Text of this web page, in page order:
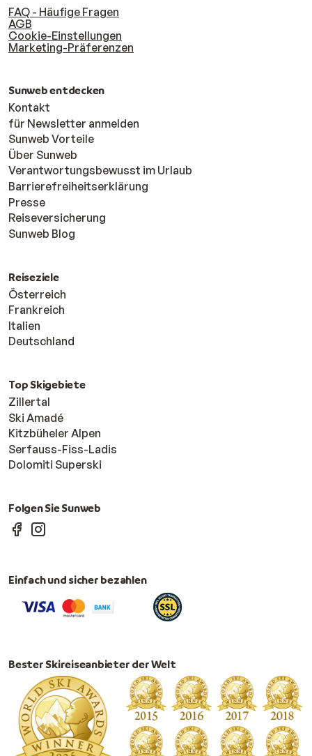
FAQ - Häufige Fragen
AGB
Cookie-Einstellungen
Marketing-Präferenzen
Sunweb entdecken
Kontakt
für Newsletter anmelden
Sunweb Vorteile
Über Sunweb
Verantwortungsbewusst im Urlaub
Barrierefreiheitserklärung
Presse
Reiseversicherung
Sunweb Blog
Reiseziele
Österreich
Frankreich
Italien
Deutschland
Top Skigebiete
Zillertal
Ski Amadé
Kitzbüheler Alpen
Serfauss-Fiss-Ladis
Dolomiti Superski
Folgen Sie Sunweb
Einfach und sicher bezahlen
Bester Skireiseanbieter der Welt